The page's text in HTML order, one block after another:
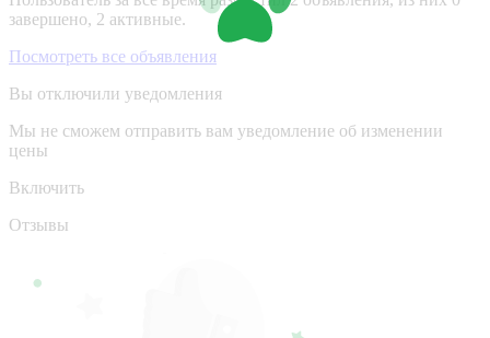
завершено, 2 активные.
Посмотреть все объявления
Вы отключили уведомления
Мы не сможем отправить вам уведомление об изменении
цены
Включить
Отзывы